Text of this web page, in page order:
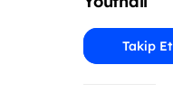
Takip Et